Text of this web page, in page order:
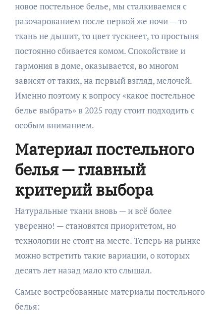
новое постельное белье, мы сталкиваемся с
разочарованием после первой же ночи — то
ткань не дышит, то цвет тускнеет, то простыня
постоянно сбивается комом. Спокойствие и
гармония в доме, оказывается, во многом
зависят от таких, на первый взгляд, мелочей.
Именно поэтому к вопросу «какое постельное
белье выбрать» в 2025 году стоит подходить с
особым вниманием.
Материал постельного
белья — главный
критерий выбора
Натуральные ткани вновь — и всё более
уверенно! — становятся приоритетом, но
технологии не стоят на месте. Теперь на рынке
можно встретить такие вариации, о которых
десять лет назад мало кто слышал.
Самые востребованные материалы постельного
белья: